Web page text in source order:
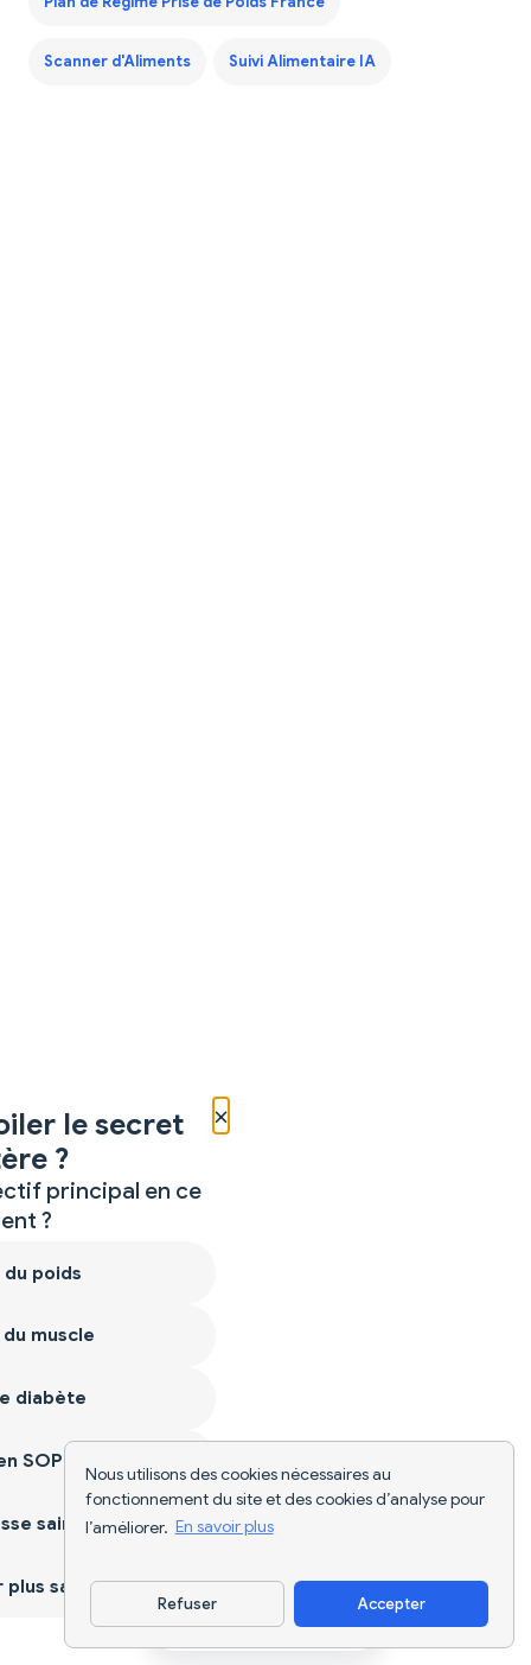
Nous utilisons des cookies nécessaires au
fonctionnement du site et des cookies d’analyse pour
l’améliorer. En savoir plus
Refuser Accepter
Scanner d'Aliments Suivi Alimentaire IA
Télécharger l'appli
×
le secret
?
principal en ce
?
poids
muscle
diabète
SOPK
saine
sain